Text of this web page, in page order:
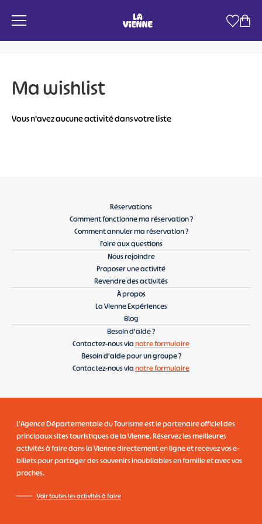
Ma wishlist
Vous n'avez aucune activité dans votre liste
Réservations
Comment fonctionne ma réservation ?
Comment annuler ma réservation ?
Foire aux questions
Nous rejoindre
Proposer une activité
Revendre des activités
À propos
La Vienne Expériences
Blog
Besoin d'aide ?
Contactez-nous vianotre formulaire
Besoin d'aide pour un groupe ?
Contactez-nous vianotre formulaire
L'Agence Départementale du Tourismeest le partenaire officiel des
principaux sites touristiques de la Vienne. Réservez les meilleures
activités à faire dans la Vienne directement en ligne et recevez vos e-
billets pour partager des souvenirs inoubliables en famille et avec vos
proches.
Voir toutes les activités à faire